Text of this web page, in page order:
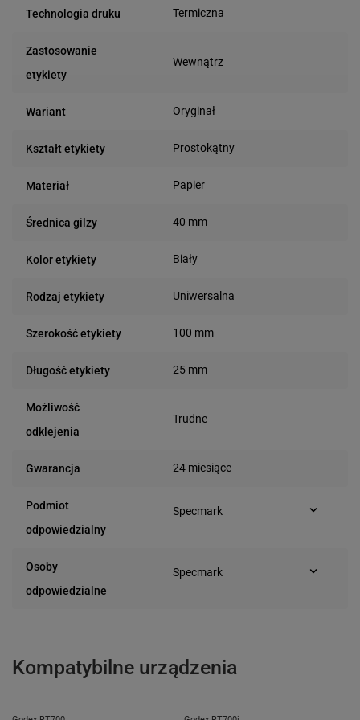
Technologia druku Termiczna
Zastosowanie
etykiety
Wewnątrz
Wariant Oryginał
Kształt etykiety Prostokątny
Materiał Papier
Średnica gilzy 40 mm
Kolor etykiety Biały
Rodzaj etykiety Uniwersalna
Szerokość etykiety 100 mm
Długość etykiety 25 mm
Możliwość
odklejenia
Trudne
Gwarancja 24 miesiące
Podmiot
odpowiedzialny
Specmark
e-mail: gspr@ptmb.pl
Osoby
odpowiedzialne
Specmark
Kompatybilne urządzenia